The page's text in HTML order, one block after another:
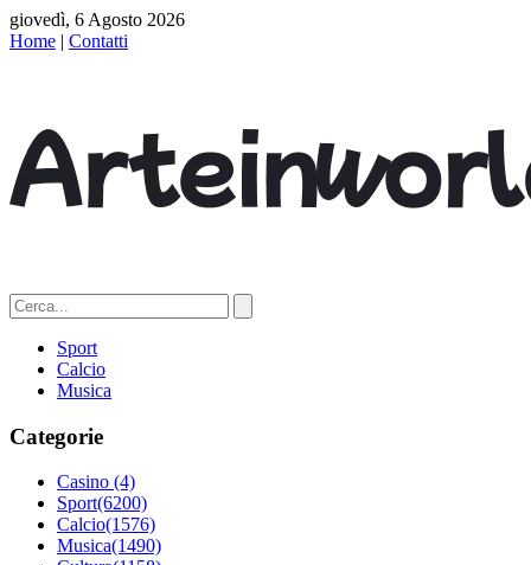
giovedì, 6 Agosto 2026
Home | Contatti
Sport
Calcio
Musica
Categorie
Casino (4)
Sport(6200)
Calcio(1576)
Musica(1490)